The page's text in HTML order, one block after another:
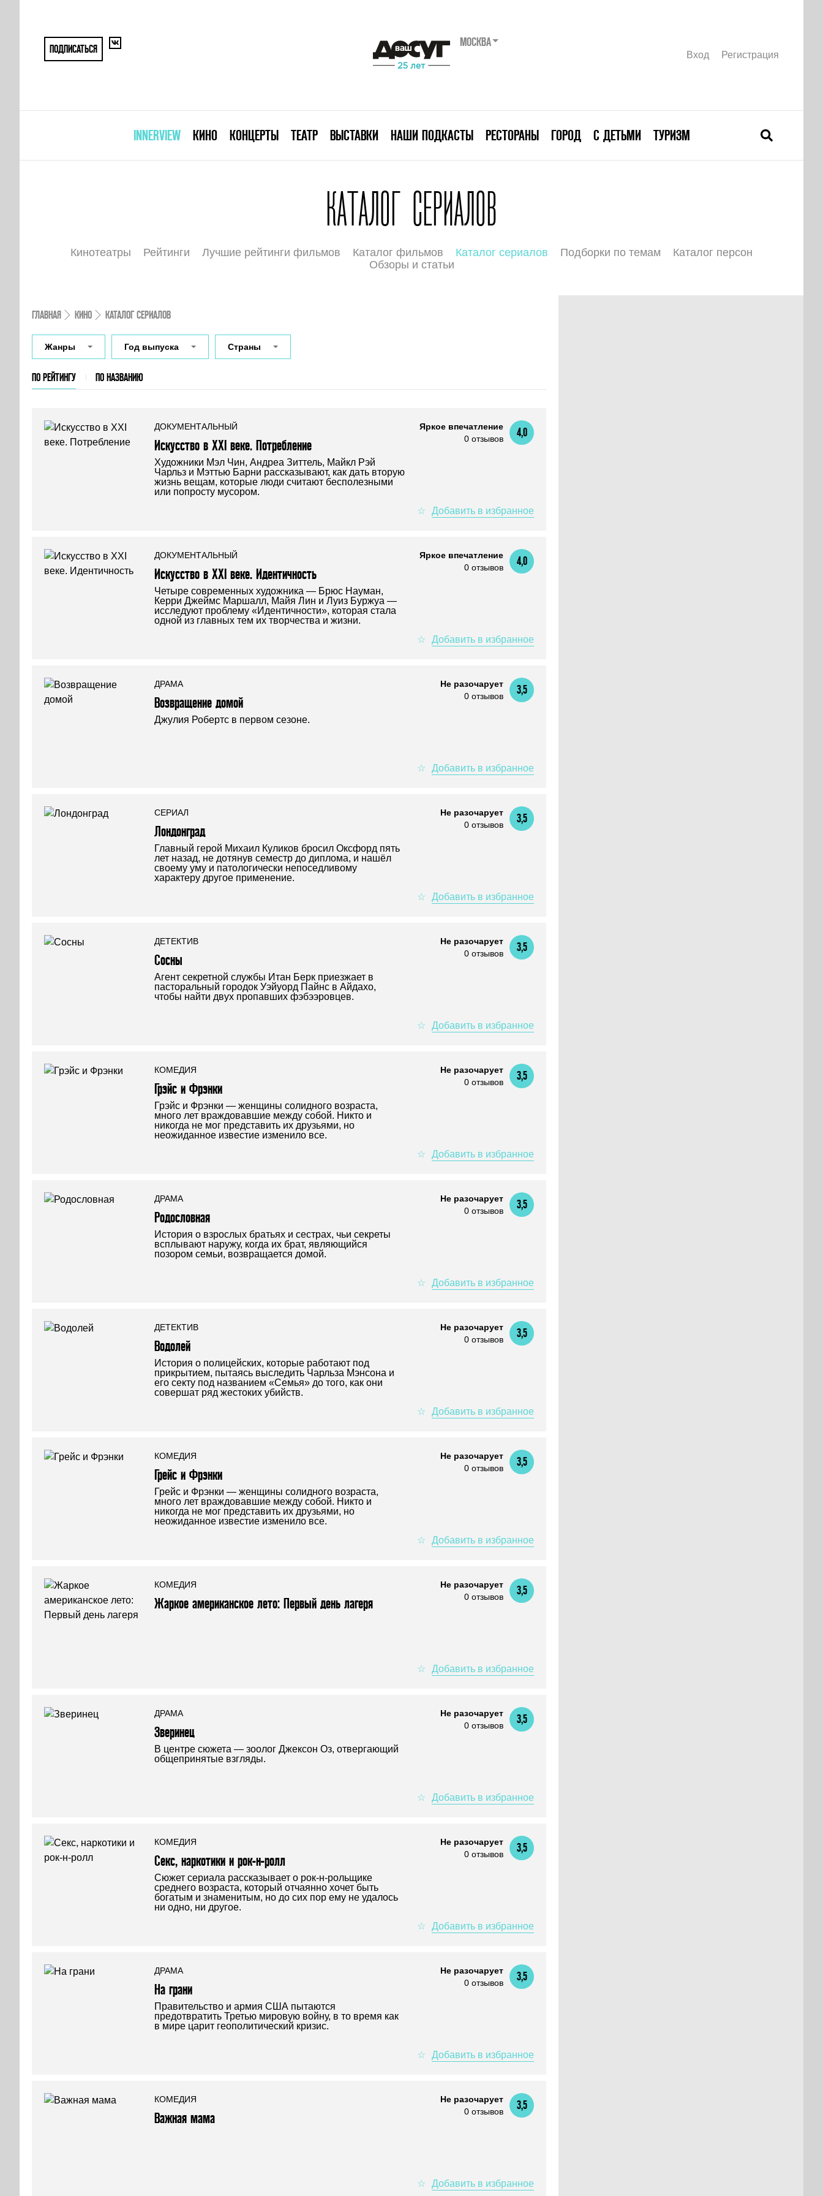
ПОДПИСАТЬСЯ
МОСКВА
Вход Регистрация
INNERVIEW КИНО КОНЦЕРТЫ ТЕАТР ВЫСТАВКИ НАШИ ПОДКАСТЫ РЕСТОРАНЫ ГОРОД С ДЕТЬМИ ТУРИЗМ
КАТАЛОГ СЕРИАЛОВ
Кинотеатры Рейтинги Лучшие рейтинги фильмов Каталог фильмов Каталог сериалов Подборки по темам
Каталог персон
Обзоры и статьи
ГЛАВНАЯ КИНО КАТАЛОГ СЕРИАЛОВ
Жанры Год выпуска Страны
ПО РЕЙТИНГУ ПО НАЗВАНИЮ
ДОКУМЕНТАЛЬНЫЙ
Искусство в XXI веке. Потребление
Художники Мэл Чин, Андреа Зиттель, Майкл Рэй
Чарльз и Мэттью Барни рассказывают, как дать вторую
жизнь вещам, которые люди считают бесполезными
или попросту мусором.
Яркое впечатление
0 отзывов
4,0
ДОКУМЕНТАЛЬНЫЙ
Искусство в XXI веке. Идентичность
Четыре современных художника — Брюс Науман,
Керри Джеймс Маршалл, Майя Лин и Луиз Буржуа —
исследуют проблему «Идентичности», которая стала
одной из главных тем их творчества и жизни.
Яркое впечатление
0 отзывов
4,0
ДРАМА
Возвращение домой
Джулия Робертс в первом сезоне.
Не разочарует
0 отзывов
3,5
СЕРИАЛ
Лондонград
Главный герой Михаил Куликов бросил Оксфорд пять
лет назад, не дотянув семестр до диплома, и нашёл
своему уму и патологически непоседливому
характеру другое применение.
Не разочарует
0 отзывов
3,5
ДЕТЕКТИВ
Сосны
Агент секретной службы Итан Берк приезжает в
пасторальный городок Уэйуорд Пайнс в Айдахо,
чтобы найти двух пропавших фэбээровцев.
Не разочарует
0 отзывов
3,5
КОМЕДИЯ
Грэйс и Фрэнки
Грэйс и Фрэнки — женщины солидного возраста,
много лет враждовавшие между собой. Никто и
никогда не мог представить их друзьями, но
неожиданное известие изменило все.
Не разочарует
0 отзывов
3,5
ДРАМА
Родословная
История о взрослых братьях и сестрах, чьи секреты
всплывают наружу, когда их брат, являющийся
позором семьи, возвращается домой.
Не разочарует
0 отзывов
3,5
ДЕТЕКТИВ
Водолей
История о полицейских, которые работают под
прикрытием, пытаясь выследить Чарльза Мэнсона и
его секту под названием «Семья» до того, как они
совершат ряд жестоких убийств.
Не разочарует
0 отзывов
3,5
КОМЕДИЯ
Грейс и Фрэнки
Грейс и Фрэнки — женщины солидного возраста,
много лет враждовавшие между собой. Никто и
никогда не мог представить их друзьями, но
неожиданное известие изменило все.
Не разочарует
0 отзывов
3,5
КОМЕДИЯ
Жаркое американское лето: Первый день лагеря
Не разочарует
0 отзывов
3,5
ДРАМА
Зверинец
В центре сюжета — зоолог Джексон Оз, отвергающий
общепринятые взгляды.
Не разочарует
0 отзывов
3,5
КОМЕДИЯ
Секс, наркотики и рок-н-ролл
Сюжет сериала рассказывает о рок-н-рольщике
среднего возраста, который отчаянно хочет быть
богатым и знаменитым, но до сих пор ему не удалось
ни одно, ни другое.
Не разочарует
0 отзывов
3,5
ДРАМА
На грани
Правительство и армия США пытаются
предотвратить Третью мировую войну, в то время как
в мире царит геополитический кризис.
Не разочарует
0 отзывов
3,5
КОМЕДИЯ
Важная мама
Не разочарует
0 отзывов
3,5